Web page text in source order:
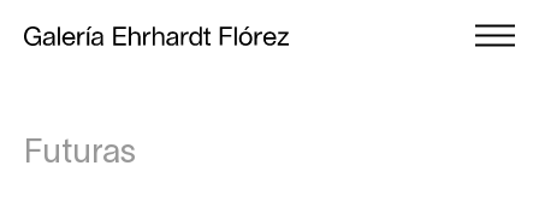
Futuras